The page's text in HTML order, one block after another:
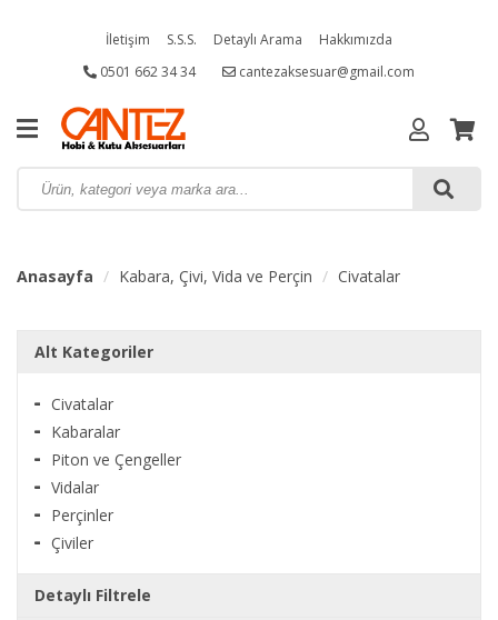
İletişim S.S.S. Detaylı Arama
Hakkımızda
0501 662 34 34
cantezaksesuar@gmail.com
Anasayfa Kabara, Çivi, Vida ve Perçin Civatalar
Alt Kategoriler
Civatalar
Kabaralar
Piton ve Çengeller
Vidalar
Perçinler
Çiviler
Detaylı Filtrele